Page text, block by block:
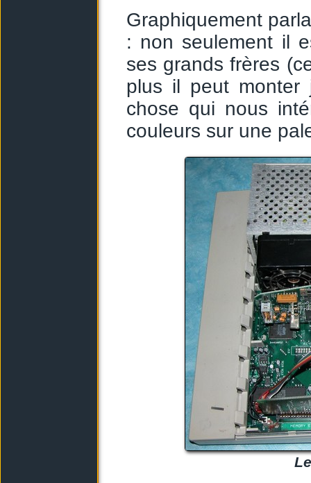
Graphiquement
: non seulement il
ses grands frères
plus il peut monter
chose qui nous
couleurs sur une